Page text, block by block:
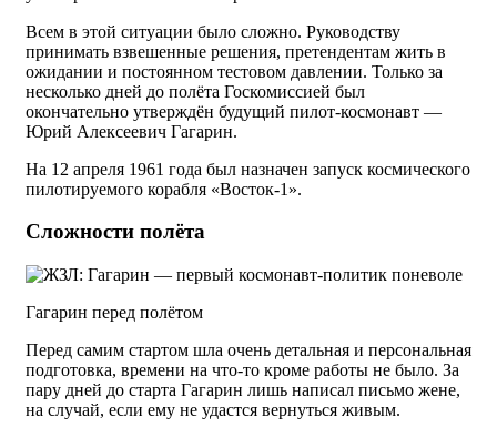
Всем в этой ситуации было сложно. Руководству
принимать взвешенные решения, претендентам жить в
ожидании и постоянном тестовом давлении. Только за
несколько дней до полёта Госкомиссией был
окончательно утверждён будущий пилот-космонавт —
Юрий Алексеевич Гагарин.
На 12 апреля 1961 года был назначен запуск космического
пилотируемого корабля «Восток-1».
Сложности полёта
Гагарин перед полётом
Перед самим стартом шла очень детальная и персональная
подготовка, времени на что-то кроме работы не было. За
пару дней до старта Гагарин лишь написал письмо жене,
на случай, если ему не удастся вернуться живым.